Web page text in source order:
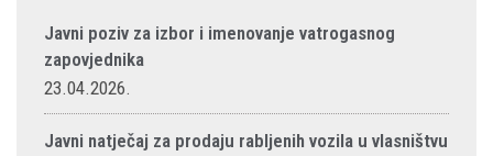
Javni poziv za izbor i imenovanje vatrogasnog
zapovjednika
23.04.2026.
Javni natječaj za prodaju rabljenih vozila u vlasništvu